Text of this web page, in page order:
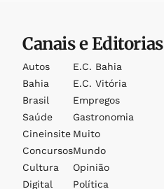
Canais e Editorias
Autos
Bahia
Brasil
Saúde
Cineinsite
Concursos
Cultura
Digital
E.c. Bahia
E.c. Vitória
Empregos
Gastronomia
Muito
Mundo
Opinião
Política